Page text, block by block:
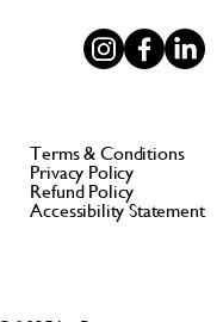
Terms & Conditions
Privacy Policy
Refund Policy
Accessibility Statement